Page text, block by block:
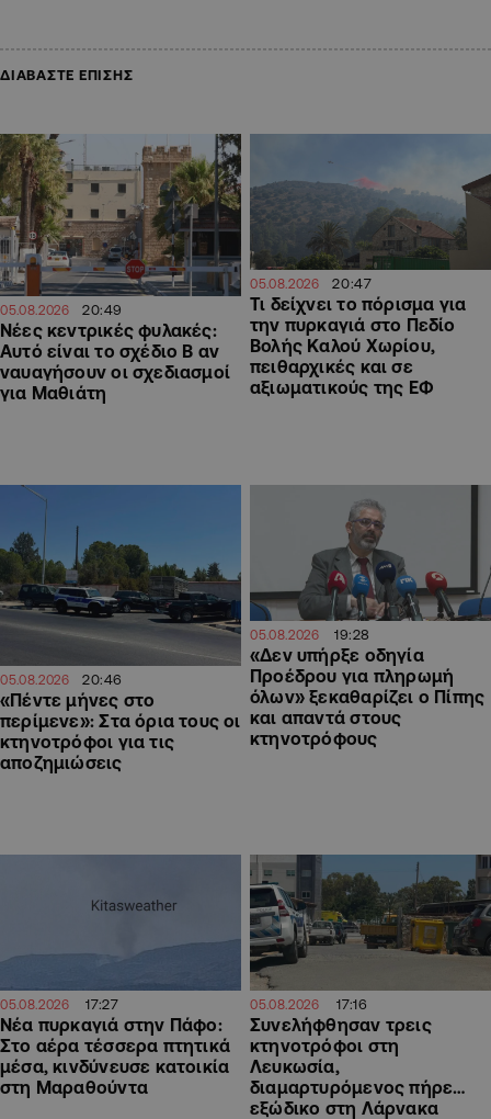
ΔΙΑΒΑΣΤΕ ΕΠΙΣΗΣ
05.08.2026 20:49
Νέες κεντρικές φυλακές:
Αυτό είναι το σχέδιο Β αν
ναυαγήσουν οι σχεδιασμοί
για Μαθιάτη
05.08.2026 20:47
Τι δείχνει το πόρισμα για
την πυρκαγιά στο Πεδίο
Βολής Καλού Χωρίου,
πειθαρχικές και σε
αξιωματικούς της ΕΦ
05.08.2026 20:46
«Πέντε μήνες στο
περίμενε»: Στα όρια τους οι
κτηνοτρόφοι για τις
αποζημιώσεις
05.08.2026 19:28
«Δεν υπήρξε οδηγία
Προέδρου για πληρωμή
όλων» ξεκαθαρίζει ο Πίπης
και απαντά στους
κτηνοτρόφους
05.08.2026 17:27
Νέα πυρκαγιά στην Πάφο:
Στο αέρα τέσσερα πτητικά
μέσα, κινδύνευσε κατοικία
στη Μαραθούντα
05.08.2026 17:16
Συνελήφθησαν τρεις
κτηνοτρόφοι στη
Λευκωσία,
διαμαρτυρόμενος πήρε…
εξώδικο στη Λάρνακα